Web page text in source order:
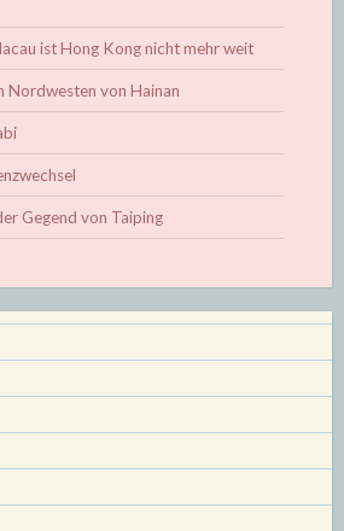
ist Hong Kong nicht mehr weit
Nordwesten von Hainan
Gegend von Taiping